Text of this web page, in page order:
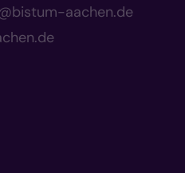
aachen.de